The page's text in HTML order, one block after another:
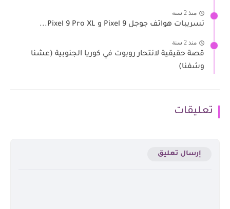
منذ 2 سنة
تسريبات هواتف جوجل Pixel 9 و Pixel 9 Pro XL...
منذ 2 سنة
قصة حقيقية لانتحار روبوت في كوريا الجنوبية (عشنا
وشفنا)
تعليقات
إرسال تعليق